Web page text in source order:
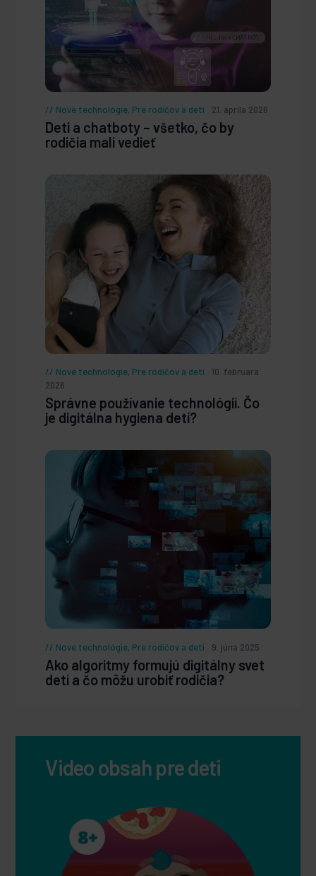
Nové technológie, Pre rodičov a deti 21. apríla 2026
Deti a chatboty – všetko, čo by
rodičia mali vedieť
Nové technológie, Pre rodičov a deti
10. februára
2026
Správne používanie technológií. Čo
je digitálna hygiena detí?
Nové technológie, Pre rodičov a deti 9. júna 2025
Ako algoritmy formujú digitálny svet
detí a čo môžu urobiť rodičia?
Video obsah pre deti